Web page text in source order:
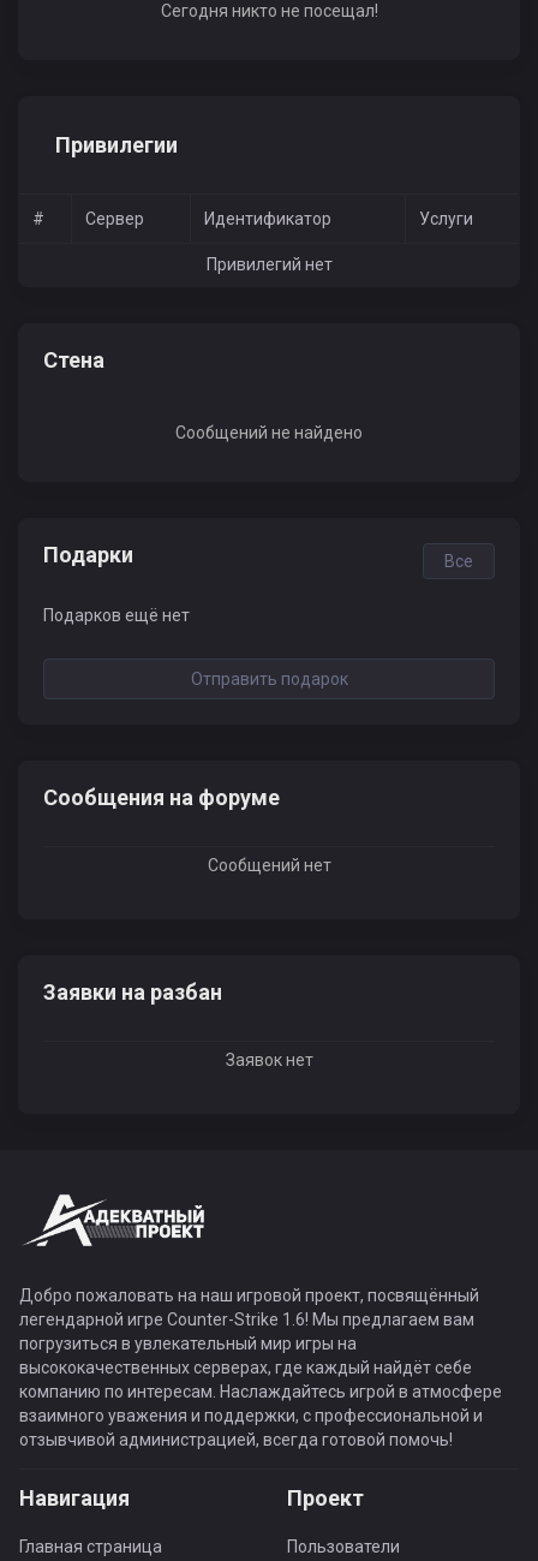
Сегодня никто не посещал!
Привилегии
# Сервер Идентификатор Услуги
Привилегий нет
Стена
Сообщений не найдено
Подарки Все
Подарков ещё нет
Отправить подарок
Сообщения на форуме
Сообщений нет
Заявки на разбан
Заявок нет
Добро пожаловать на наш игровой проект, посвящённый
легендарной игре Counter-Strike 1.6! Мы предлагаем вам
погрузиться в увлекательный мир игры на
высококачественных серверах, где каждый найдёт себе
компанию по интересам. Наслаждайтесь игрой в атмосфере
взаимного уважения и поддержки, с профессиональной и
отзывчивой администрацией, всегда готовой помочь!
Навигация
Главная страница
Проект
Пользователи